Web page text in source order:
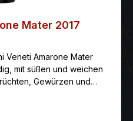
Mater 2017
Veneti Amarone Mater
mit süßen und weichen
Gewürzen und